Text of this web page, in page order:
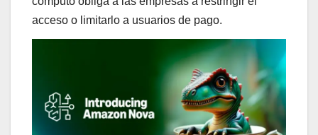
acceso o limitarlo a usuarios de pago.